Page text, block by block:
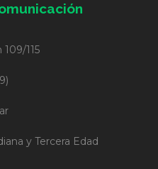
115
y Tercera Edad